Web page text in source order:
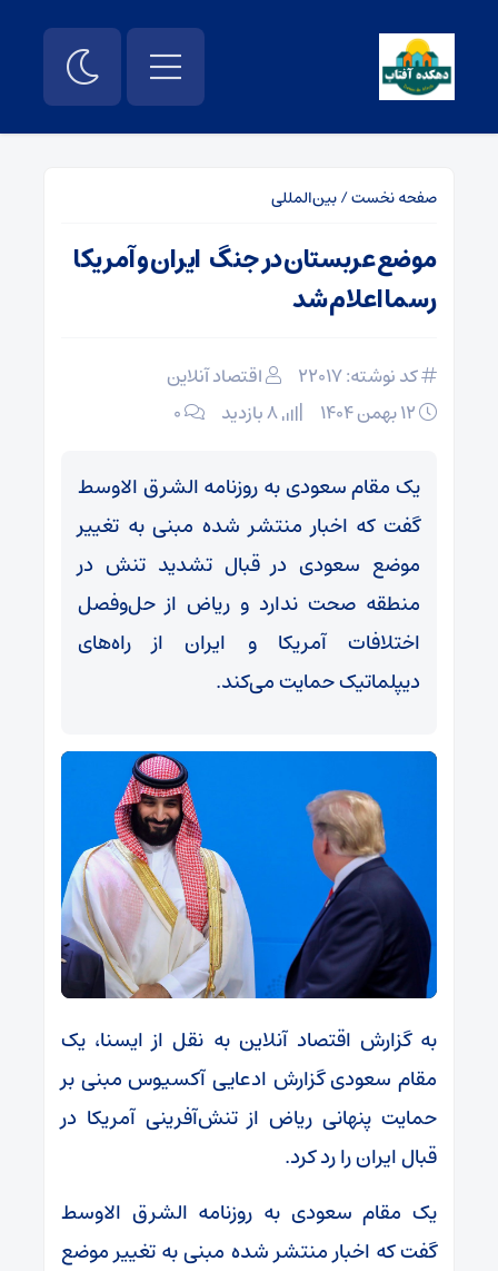
صفحه نخست/بین‌المللی
موضع عربستان در جنگ ایران و آمریکا
رسما اعلام شد
کد نوشته: 22017
اقتصاد آنلاین
۰
یک مقام سعودی به روزنامه الشرق الاوسط
گفت که اخبار منتشر شده مبنی به تغییر
موضع سعودی در قبال تشدید تنش در
منطقه صحت ندارد و ریاض از حل‌وفصل
اختلافات آمریکا و ایران از راه‌های
دیپلماتیک حمایت می‌کند.
به گزارش اقتصاد آنلاین به نقل از ایسنا، یک
مقام سعودی گزارش ادعایی آکسیوس مبنی بر
حمایت پنهانی ریاض از تنش‌آفرینی آمریکا در
قبال ایران را رد کرد.
یک مقام سعودی به روزنامه الشرق الاوسط
گفت که اخبار منتشر شده مبنی به تغییر موضع